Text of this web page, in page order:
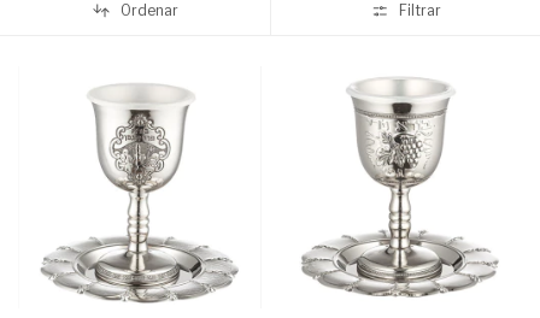
Ordenar Filtrar